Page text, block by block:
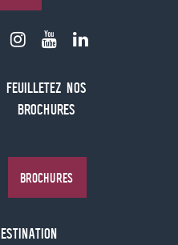
FEUILLETEZ NOS
BROCHURES
BROCHURES